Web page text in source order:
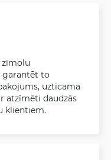
garantēt to
uzticama
atzīmēti daudzās
klientiem.